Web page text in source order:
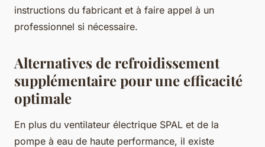
instructions du fabricant et à faire appel à un
professionnel si nécessaire.
Alternatives de refroidissement
supplémentaire pour une efficacité
optimale
En plus du ventilateur électrique SPAL et de la
pompe à eau de haute performance, il existe